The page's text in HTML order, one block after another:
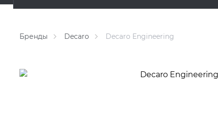
Бренды Decaro Decaro Engineering